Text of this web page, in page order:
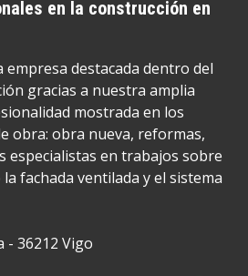
en la construcción en
empresa destacada dentro del
gracias a nuestra amplia
mostrada en los
obra: obra nueva, reformas,
especialistas en trabajos sobre
fachada ventilada y el sistema
- 36212 Vigo